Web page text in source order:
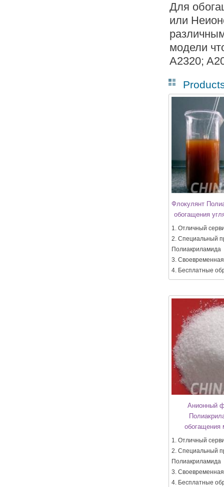
Для
или
модели
A2320;
Флокулянт
обогащения
1. Отличный
2. Специальный
Полиакриламида
3. Своевременная
4. Бесплатные
Анионный
обогащения
1. Отличный
2. Специальный
Полиакриламида
3. Своевременная
4. Бесплатные